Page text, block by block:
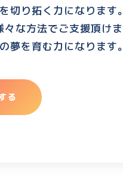
切り拓く力になります。
な方法でご支援頂けま
夢を育む力になります。
る